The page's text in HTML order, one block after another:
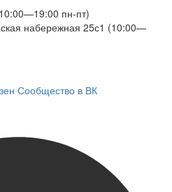
пн-пт)
набережная 25с1 (10:00—
Сообщество в ВК